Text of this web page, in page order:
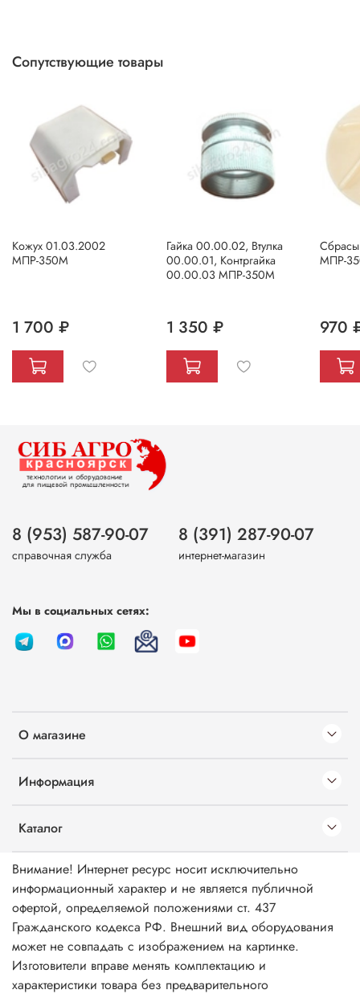
Сопутствующие товары
Кожух 01.03.2002
МПР-350М
1 700 ₽
Гайка 00.00.02, Втулка
00.00.01, Контргайка
00.00.03 МПР-350М
1 350 ₽
МПР-
970
О магазине
Информация
Каталог
8 (953) 587-90-07
справочная служба
8 (391) 287-90-07
интернет-магазин
Мы в социальных сетях:
Внимание! Интернет ресурс носит исключительно
информационный характер и не является публичной
офертой, определяемой положениями ст. 437
Гражданского кодекса РФ. Внешний вид оборудования
может не совпадать с изображением на картинке.
Изготовители вправе менять комплектацию и
характеристики товара без предварительного